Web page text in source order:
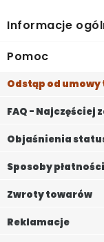
Informacje
Pomoc
Odstąp od
FAQ - Najczęściej
Objaśnienia
Sposoby płatności
Zwroty towarów
Reklamacje